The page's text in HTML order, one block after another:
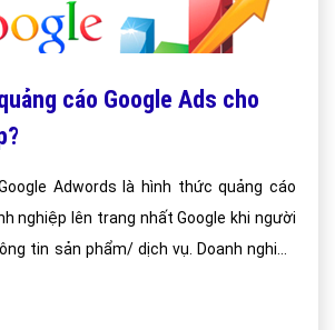
cáo Google Ads cho
Adwords là hình thức quảng cáo
nghiệp lên trang nhất Google khi người
tin sản phẩm/ dịch vụ. Doanh nghiệp